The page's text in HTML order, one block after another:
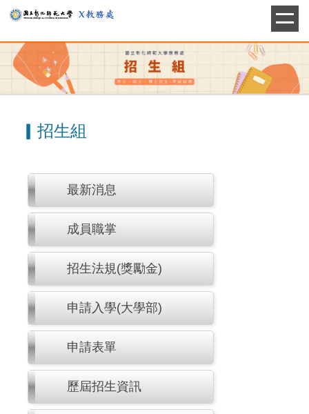
跳
到
要
內
區
▎招生組
最新消息
成員職掌
招生法規(獎勵金)
申請入學(大學部)
申請表單
歷屆招生資訊